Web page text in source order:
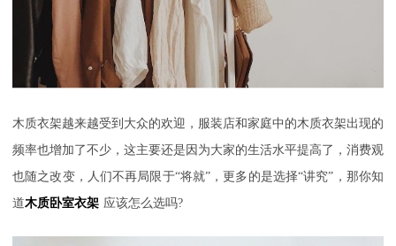
木质衣架越来越受到大众的欢迎，服装店和家庭中的木质衣架出现的
频率也增加了不少，这主要还是因为大家的生活水平提高了，消费观
也随之改变，人们不再局限于“将就”，更多的是选择“讲究”，那你知
道木质卧室衣架 应该怎么选吗?